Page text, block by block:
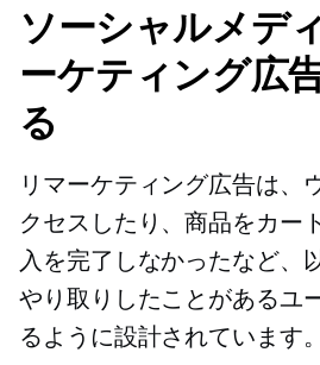
ソーシャルメデ
ーケティング広
る
リマーケティング広告は、
クセスしたり、商品をカー
入を完了しなかったなど、
やり取りしたことがあるユ
るように設計されています。